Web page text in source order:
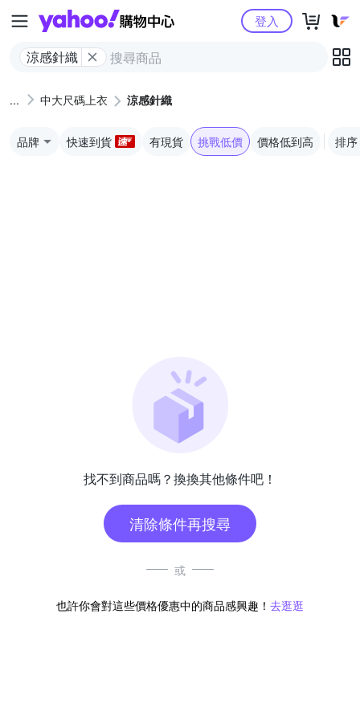
Yahoo購物中心
涼感針織
登入
中大尺碼上衣 涼感針織
品牌 快速到貨 有現貨 挑戰低價 價格低到高 排序
找不到商品嗎？換換其他條件吧！
清除條件再搜尋
或
也許你會對這些價格優惠中的商品感興趣！ 去逛逛